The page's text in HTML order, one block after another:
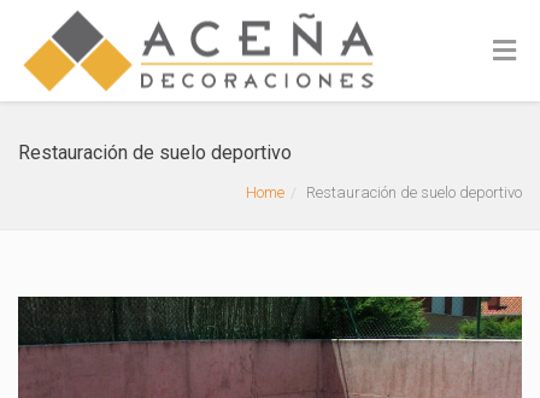
Restauración de suelo deportivo
Home Restauración de suelo deportivo